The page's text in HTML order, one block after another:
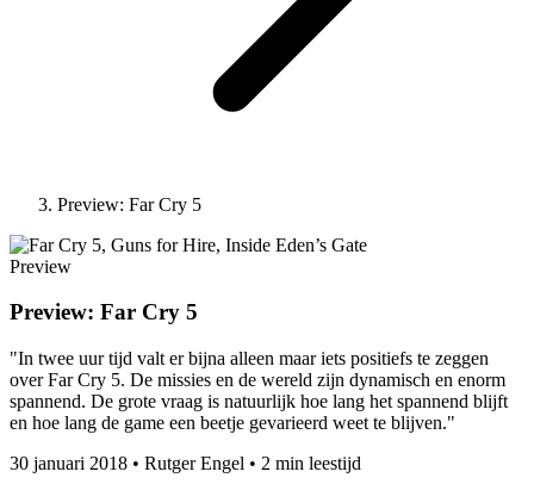
Preview: Far Cry 5
Preview
Preview: Far Cry 5
"In twee uur tijd valt er bijna alleen maar iets positiefs te zeggen
over Far Cry 5. De missies en de wereld zijn dynamisch en enorm
spannend. De grote vraag is natuurlijk hoe lang het spannend blijft
en hoe lang de game een beetje gevarieerd weet te blijven."
30 januari 2018 • Rutger Engel • 2 min leestijd